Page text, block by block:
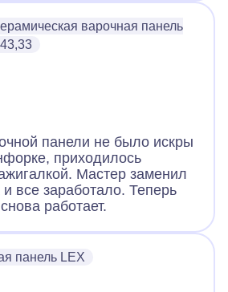
варочная панель
панели не было искры
приходилось
Мастер заменил
все заработало. Теперь
работает.
панель LEX